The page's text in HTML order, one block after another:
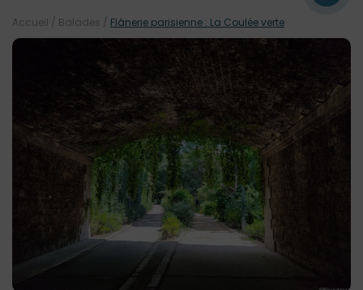
Accueil / Balades / Flânerie parisienne : La Coulée verte